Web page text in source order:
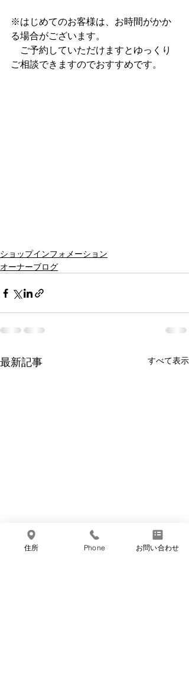
※はじめてのお客様は、お時間がかか
る場合がございます。
ご予約していただけますとゆっくり
ご相談できますのでおすすめです。
ショップインフォメーション
オーナーブログ
最新記事 すべて表示
住所 Phone お問い合わせ